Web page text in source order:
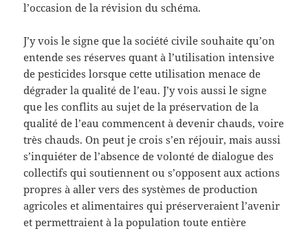
l’occasion de la révision du schéma.
J’y vois le signe que la société civile souhaite qu’on
entende ses réserves quant à l’utilisation intensive
de pesticides lorsque cette utilisation menace de
dégrader la qualité de l’eau. J’y vois aussi le signe
que les conflits au sujet de la préservation de la
qualité de l’eau commencent à devenir chauds, voire
très chauds. On peut je crois s’en réjouir, mais aussi
s’inquiéter de l’absence de volonté de dialogue des
collectifs qui soutiennent ou s’opposent aux actions
propres à aller vers des systèmes de production
agricoles et alimentaires qui préserveraient l’avenir
et permettraient à la population toute entière